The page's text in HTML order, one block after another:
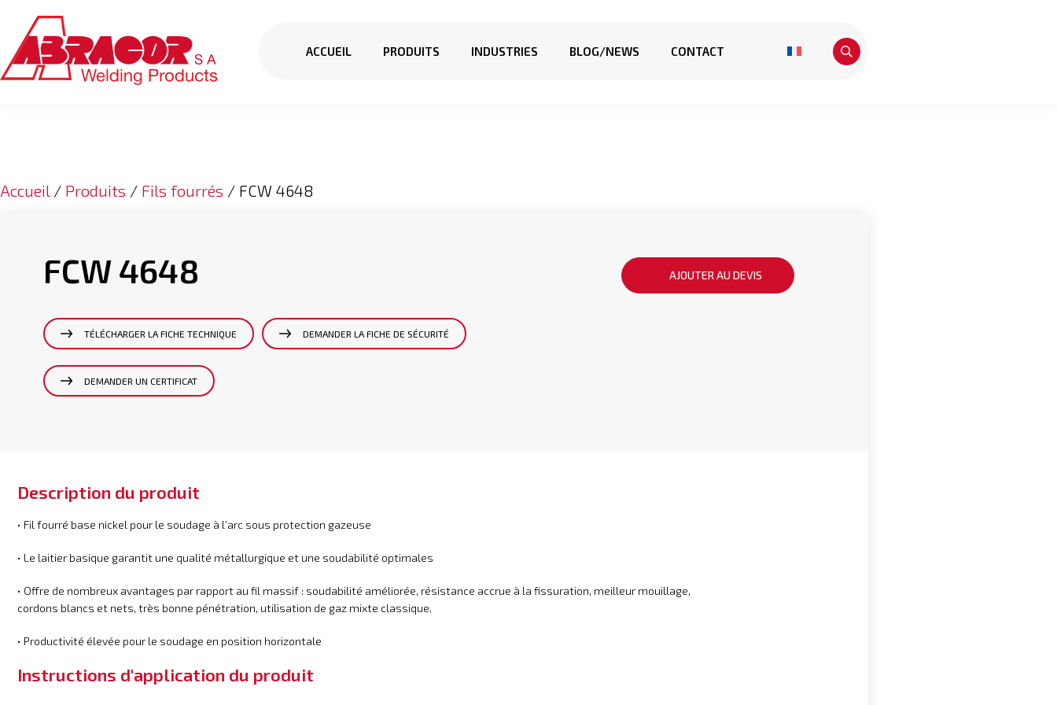
ACCUEIL PRODUITS INDUSTRIES BLOG/NEWS CONTACT
Accueil / Produits / Fils fourrés / FCW 4648
FCW 4648
TÉLÉCHARGER LA FICHE TECHNIQUE DEMANDER LA FICHE DE SÉCURITÉ
DEMANDER UN CERTIFICAT
AJOUTER AU DEVIS
Description du produit
• Fil fourré base nickel pour le soudage à l’arc sous protection gazeuse
• Le laitier basique garantit une qualité métallurgique et une soudabilité optimales
• Offre de nombreux avantages par rapport au fil massif : soudabilité améliorée, résistance accrue à la fissuration, meilleur mouillage,
cordons blancs et nets, très bonne pénétration, utilisation de gaz mixte classique.
• Productivité élevée pour le soudage en position horizontale
Instructions d'application du produit